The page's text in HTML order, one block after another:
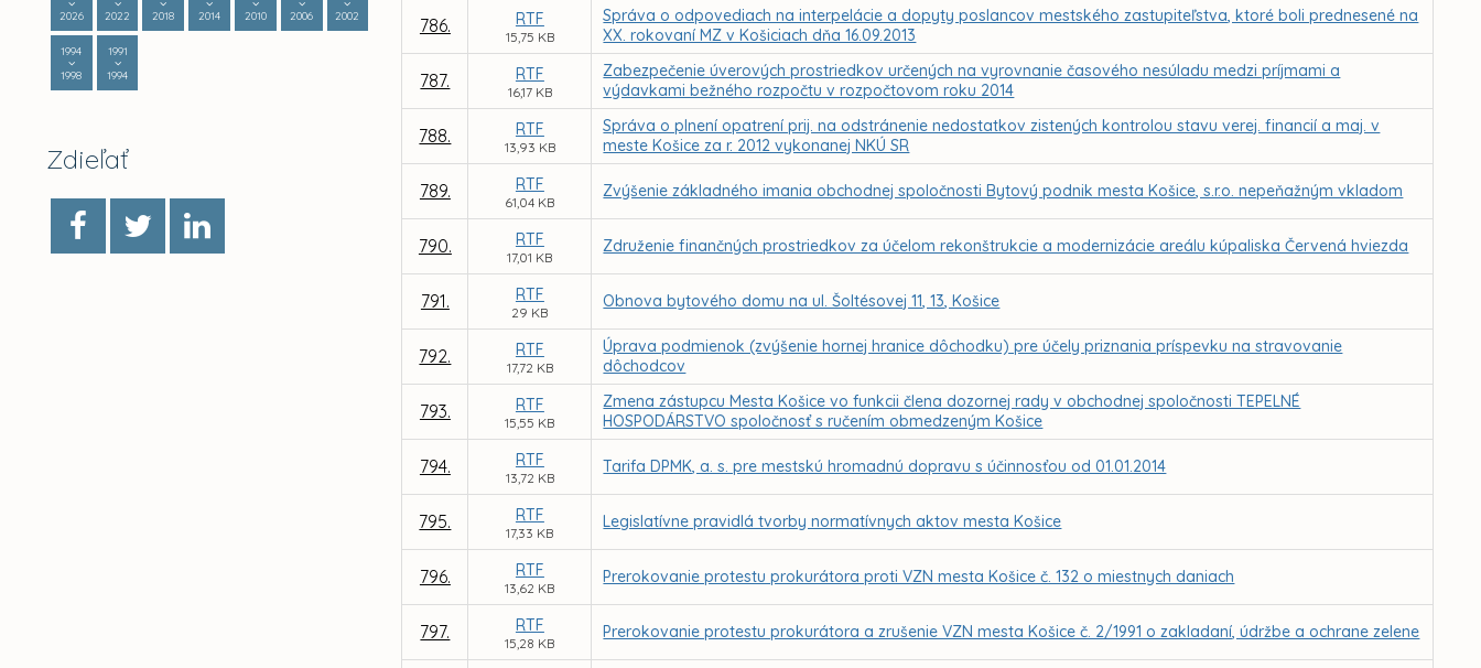
2026
2022
2018
2014
2010
2006
2002
1994
1998
1991
1994
Zdieľať
786. RTF
15,75 KB
Správa o odpovediach na interpelácie a dopyty poslancov mestského zastupiteľstva, ktoré boli prednesené na
XX. rokovaní MZ v Košiciach dňa 16.09.2013
787. RTF
16,17 KB
Zabezpečenie úverových prostriedkov určených na vyrovnanie časového nesúladu medzi príjmami a
výdavkami bežného rozpočtu v rozpočtovom roku 2014
788. RTF
13,93 KB
Správa o plnení opatrení prij. na odstránenie nedostatkov zistených kontrolou stavu verej. financií a maj. v
meste Košice za r. 2012 vykonanej NKÚ SR
789. RTF
61,04 KB
Zvýšenie základného imania obchodnej spoločnosti Bytový podnik mesta Košice, s.r.o. nepeňažným vkladom
790. RTF
17,01 KB
Združenie finančných prostriedkov za účelom rekonštrukcie a modernizácie areálu kúpaliska Červená hviezda
791. RTF
29 KB
Obnova bytového domu na ul. Šoltésovej 11, 13, Košice
792. RTF
17,72 KB
Úprava podmienok (zvýšenie hornej hranice dôchodku) pre účely priznania príspevku na stravovanie
dôchodcov
793. RTF
15,55 KB
Zmena zástupcu Mesta Košice vo funkcii člena dozornej rady v obchodnej spoločnosti TEPELNÉ
HOSPODÁRSTVO spoločnosť s ručením obmedzeným Košice
794. RTF
13,72 KB
Tarifa DPMK, a. s. pre mestskú hromadnú dopravu s účinnosťou od 01.01.2014
795. RTF
17,33 KB
Legislatívne pravidlá tvorby normatívnych aktov mesta Košice
796. RTF
13,62 KB
Prerokovanie protestu prokurátora proti VZN mesta Košice č. 132 o miestnych daniach
797. RTF
15,28 KB
Prerokovanie protestu prokurátora a zrušenie VZN mesta Košice č. 2/1991 o zakladaní, údržbe a ochrane zelene